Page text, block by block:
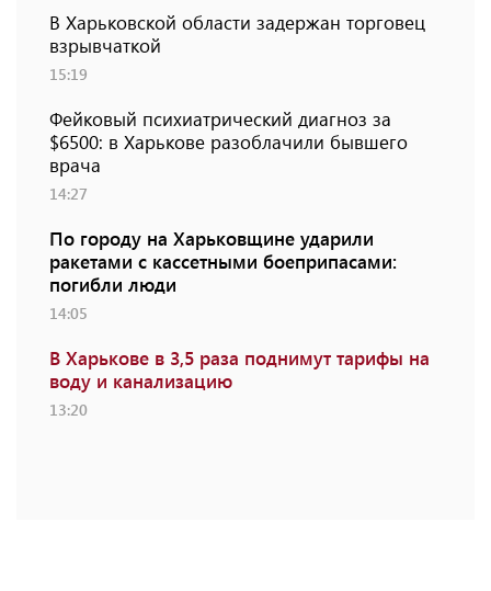
В Харьковской области задержан торговец
взрывчаткой
15:19
Фейковый психиатрический диагноз за
$6500: в Харькове разоблачили бывшего
врача
14:27
По городу на Харьковщине ударили
ракетами с кассетными боеприпасами:
погибли люди
14:05
В Харькове в 3,5 раза поднимут тарифы на
воду и канализацию
13:20